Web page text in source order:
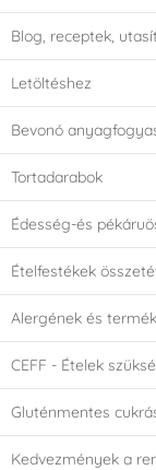
Blog, receptek,
Letöltéshez
Bevonó
Tortadarabok
Édesség-és
Ételfestékek
Alergének és
CEFF - Ételek
Gluténmentes
Kedvezmények a